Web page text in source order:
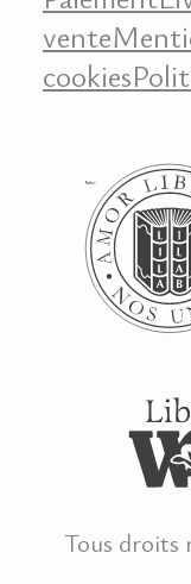
vente
cookies
Tous droits